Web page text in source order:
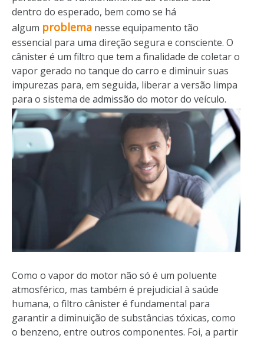
dentro do esperado, bem como se há
algum problema nesse equipamento tão
essencial para uma direção segura e consciente. O
cânister é um filtro que tem a finalidade de coletar o
vapor gerado no tanque do carro e diminuir suas
impurezas para, em seguida, liberar a versão limpa
para o sistema de admissão do motor do veículo.
Como o vapor do motor não só é um poluente
atmosférico, mas também é prejudicial à saúde
humana, o filtro cânister é fundamental para
garantir a diminuição de substâncias tóxicas, como
o benzeno, entre outros componentes. Foi, a partir